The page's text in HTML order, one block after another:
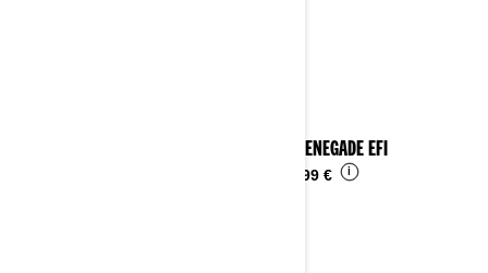
2025 RENEGADE EFI
4.799 € i